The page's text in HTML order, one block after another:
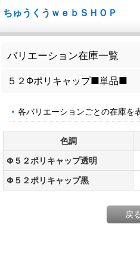
ちゅうくうｗｅｂＳＨＯＰ
バリエーション在庫一覧
５２Φポリキャップ■単品■
各バリエーションごとの在庫を
色調
Φ５２ポリキャップ透明
Φ５２ポリキャップ黒
戻る